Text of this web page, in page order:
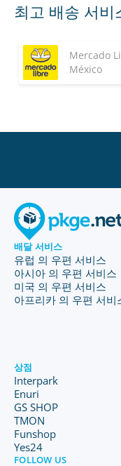
최고 배송 서비
Mercado
México
배달 서비스
유럽 의 우편 서비스
아시아 의 우편 서비스
미국 의 우편 서비스
아프리카 의 우편 서비
상점
Interpark
Enuri
GS SHOP
TMON
Funshop
Yes24
FOLLOW US